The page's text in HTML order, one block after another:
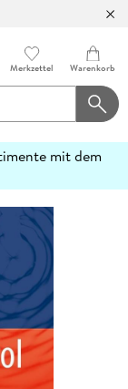
Merkzettel Warenkorb
mit dem